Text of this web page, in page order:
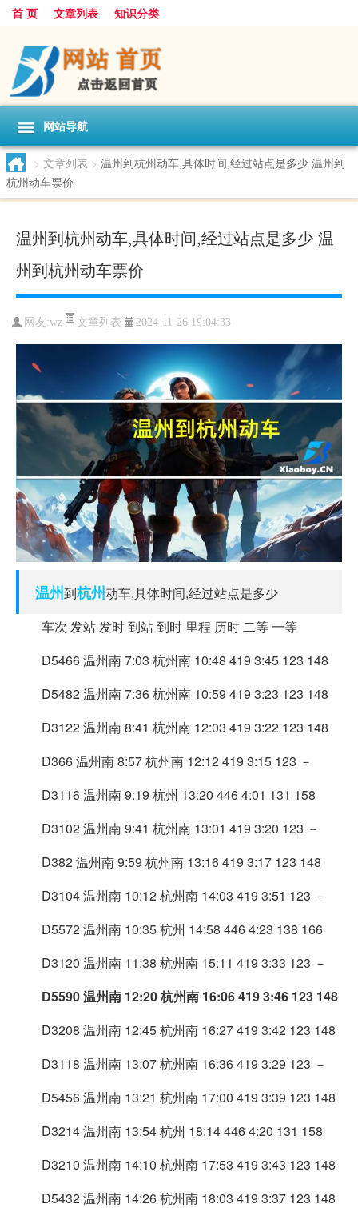
首 页 文章列表 知识分类
网站导航
> 文章列表 > 温州到杭州动车,具体时间,经过站点是多少 温州到
杭州动车票价
温州到杭州动车,具体时间,经过站点是多少 温
州到杭州动车票价
网友:wz 文章列表 2024-11-26 19:04:33
温州到杭州动车,具体时间,经过站点是多少
车次 发站 发时 到站 到时 里程 历时 二等 一等
D5466 温州南 7:03 杭州南 10:48 419 3:45 123 148
D5482 温州南 7:36 杭州南 10:59 419 3:23 123 148
D3122 温州南 8:41 杭州南 12:03 419 3:22 123 148
D366 温州南 8:57 杭州南 12:12 419 3:15 123 －
D3116 温州南 9:19 杭州 13:20 446 4:01 131 158
D3102 温州南 9:41 杭州南 13:01 419 3:20 123 －
D382 温州南 9:59 杭州南 13:16 419 3:17 123 148
D3104 温州南 10:12 杭州南 14:03 419 3:51 123 －
D5572 温州南 10:35 杭州 14:58 446 4:23 138 166
D3120 温州南 11:38 杭州南 15:11 419 3:33 123 －
D5590 温州南 12:20 杭州南 16:06 419 3:46 123 148
D3208 温州南 12:45 杭州南 16:27 419 3:42 123 148
D3118 温州南 13:07 杭州南 16:36 419 3:29 123 －
D5456 温州南 13:21 杭州南 17:00 419 3:39 123 148
D3214 温州南 13:54 杭州 18:14 446 4:20 131 158
D3210 温州南 14:10 杭州南 17:53 419 3:43 123 148
D5432 温州南 14:26 杭州南 18:03 419 3:37 123 148